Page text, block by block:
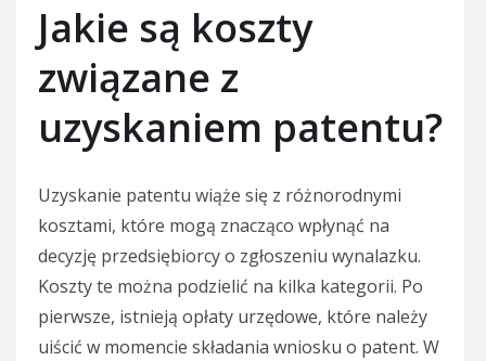
Jakie są koszty
związane z
uzyskaniem patentu?
Uzyskanie patentu wiąże się z różnorodnymi
kosztami, które mogą znacząco wpłynąć na
decyzję przedsiębiorcy o zgłoszeniu wynalazku.
Koszty te można podzielić na kilka kategorii. Po
pierwsze, istnieją opłaty urzędowe, które należy
uiścić w momencie składania wniosku o patent. W